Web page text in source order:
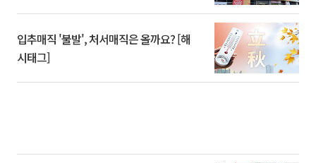
입추매직 '불발', 처서매직은 올까요? [해
시태그]